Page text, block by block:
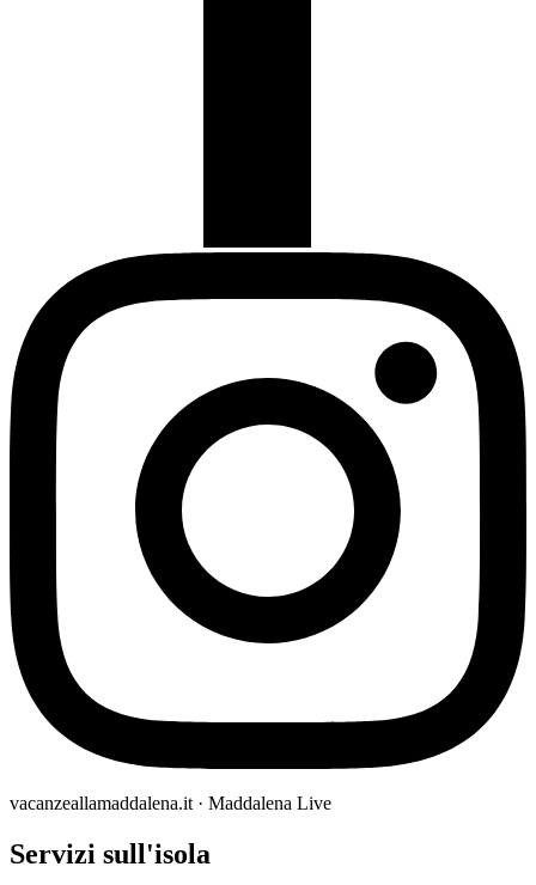
vacanzeallamaddalena.it · Maddalena Live
Servizi sull'isola